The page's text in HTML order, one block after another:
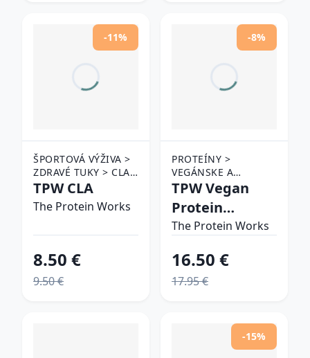
-11%
ŠPORTOVÁ VÝŽIVA >
ZDRAVÉ TUKY > CLA
A HCA
TPW CLA
The Protein Works
8.50 €
9.50 €
-8%
PROTEÍNY >
VEGÁNSKE A
RASTLINNÉ
PROTEÍNY >
VIACZLOŽKOVÉ
VEGÁNSKE PROTEÍNY
TPW Vegan
Protein
Extreme
The Protein Works
16.50 €
17.95 €
-15%